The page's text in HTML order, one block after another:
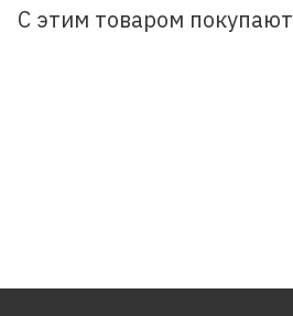
С этим товаром покупают